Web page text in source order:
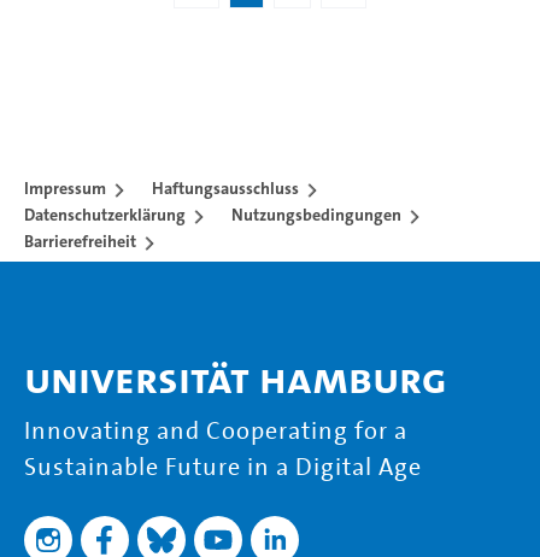
Impressum
Haftungsausschluss
Datenschutzerklärung
Nutzungsbedingungen
Barrierefreiheit
Universität Hamburg
Innovating and Cooperating for a
Sustainable Future in a Digital Age